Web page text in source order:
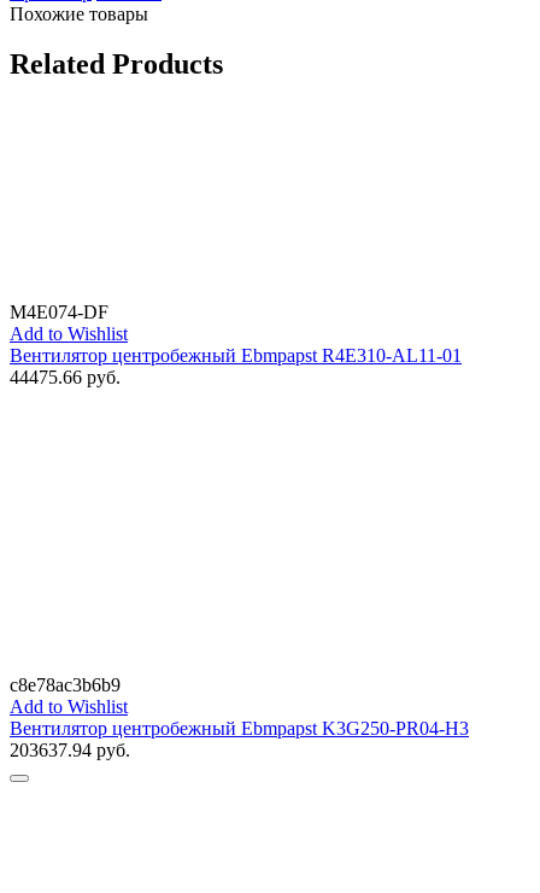
Похожие товары
Related Products
M4E074-DF
Add to Wishlist
Вентилятор центробежный Ebmpapst R4E310-AL11-01
44475.66 руб.
c8e78ac3b6b9
Add to Wishlist
Вентилятор центробежный Ebmpapst K3G250-PR04-H3
203637.94 руб.